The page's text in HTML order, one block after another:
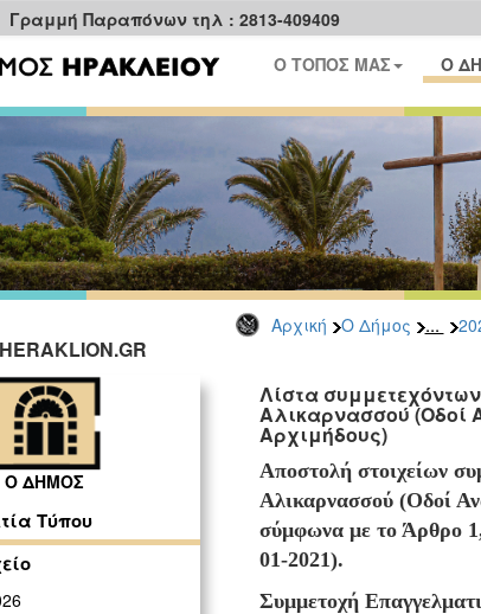
Γραμμή Παραπόνων τηλ : 2813-409409
Ο ΤΟΠΟΣ ΜΑΣ Ο
Αρχική Ο Δήμος ...
Ο ΔΗΜΟΣ
Τύπου
Λίστα
Αλικαρνασσού (Οδοί
Αρχιμήδους)
Αποστολή στοιχείων
Αλικαρνασσού (Οδοί
σύμφωνα με το Άρθρο
01-2021).
Συμμετοχή